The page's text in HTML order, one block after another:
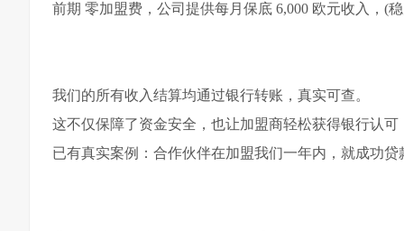
前期 零加盟费，公司提供每月保底 6,000 欧元收入，(
我们的所有收入结算均通过银行转账，真实可查。
这不仅保障了资金安全，也让加盟商轻松获得银行认
已有真实案例：合作伙伴在加盟我们一年内，就成功